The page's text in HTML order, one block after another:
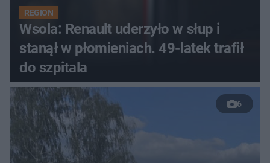
REGION
Wsola: Renault uderzyło w słup i
stanął w płomieniach. 49-latek trafił
do szpitala
6